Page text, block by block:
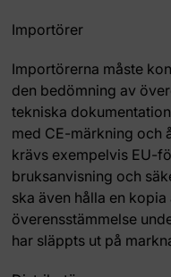
Importörer
Importörerna måste
den bedömning av
tekniska
med CE-märkning och
krävs exempelvis EU-
bruksanvisning och
ska även hålla en
överensstämmelse
har släppts ut på